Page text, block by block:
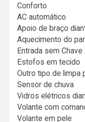
Conforto
AC automático
Apoio de braço
Aquecimento do
Entrada sem Chave
Estofos em tecido
Outro tipo de limpa
Sensor de chuva
Vidros elétricos
Volante com
Volante em pele